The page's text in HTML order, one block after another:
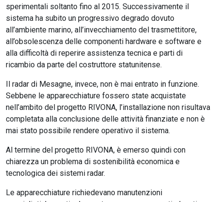
sperimentali soltanto fino al 2015. Successivamente il
sistema ha subito un progressivo degrado dovuto
all’ambiente marino, all’invecchiamento del trasmettitore,
all’obsolescenza delle componenti hardware e software e
alla difficoltà di reperire assistenza tecnica e parti di
ricambio da parte del costruttore statunitense.
Il radar di Mesagne, invece, non è mai entrato in funzione.
Sebbene le apparecchiature fossero state acquistate
nell’ambito del progetto RIVONA, l’installazione non risultava
completata alla conclusione delle attività finanziate e non è
mai stato possibile rendere operativo il sistema.
Al termine del progetto RIVONA, è emerso quindi con
chiarezza un problema di sostenibilità economica e
tecnologica dei sistemi radar.
Le apparecchiature richiedevano manutenzioni